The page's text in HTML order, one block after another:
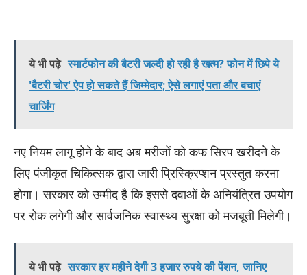
ये भी पढ़े स्मार्टफोन की बैटरी जल्दी हो रही है खत्म? फोन में छिपे ये
'बैटरी चोर' ऐप हो सकते हैं जिम्मेदार; ऐसे लगाएं पता और बचाएं
चार्जिंग
नए नियम लागू होने के बाद अब मरीजों को कफ सिरप खरीदने के
लिए पंजीकृत चिकित्सक द्वारा जारी प्रिस्क्रिप्शन प्रस्तुत करना
होगा। सरकार को उम्मीद है कि इससे दवाओं के अनियंत्रित उपयोग
पर रोक लगेगी और सार्वजनिक स्वास्थ्य सुरक्षा को मजबूती मिलेगी।
ये भी पढ़े सरकार हर महीने देगी 3 हजार रुपये की पेंशन, जानिए